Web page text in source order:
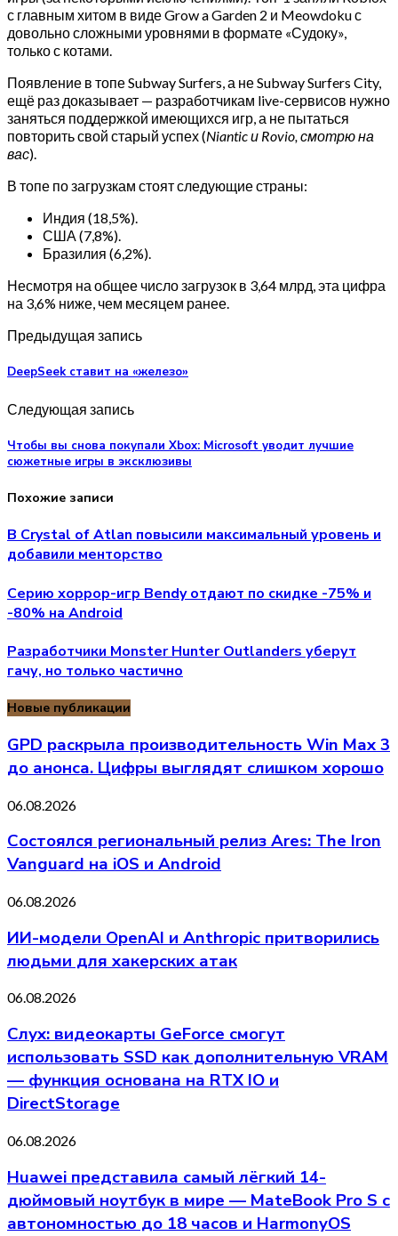
с главным хитом в виде Grow a Garden 2 и Meowdoku с
довольно сложными уровнями в формате «Судоку»,
только с котами.
Появление в топе Subway Surfers, а не Subway Surfers City,
ещё раз доказывает — разработчикам live-сервисов нужно
заняться поддержкой имеющихся игр, а не пытаться
повторить свой старый успех (Niantic и Rovio, смотрю на
вас).
В топе по загрузкам стоят следующие страны:
Индия (18,5%).
США (7,8%).
Бразилия (6,2%).
Несмотря на общее число загрузок в 3,64 млрд, эта цифра
на 3,6% ниже, чем месяцем ранее.
Предыдущая запись
DeepSeek ставит на «железо»
Следующая запись
Чтобы вы снова покупали Xbox: Microsoft уводит лучшие
сюжетные игры в эксклюзивы
Похожие записи
В Crystal of Atlan повысили максимальный уровень и
добавили менторство
Серию хоррор-игр Bendy отдают по скидке -75% и
-80% на Android
Разработчики Monster Hunter Outlanders уберут
гачу, но только частично
Новые публикации
GPD раскрыла производительность Win Max 3
до анонса. Цифры выглядят слишком хорошо
06.08.2026
Состоялся региональный релиз Ares: The Iron
Vanguard на iOS и Android
06.08.2026
ИИ-модели OpenAI и Anthropic притворились
людьми для хакерских атак
06.08.2026
Слух: видеокарты GeForce смогут
использовать SSD как дополнительную VRAM
— функция основана на RTX IO и
DirectStorage
06.08.2026
Huawei представила самый лёгкий 14-
дюймовый ноутбук в мире — MateBook Pro S с
автономностью до 18 часов и HarmonyOS